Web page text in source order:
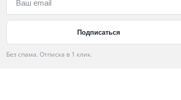
Без спама. Отписка в 1 клик.